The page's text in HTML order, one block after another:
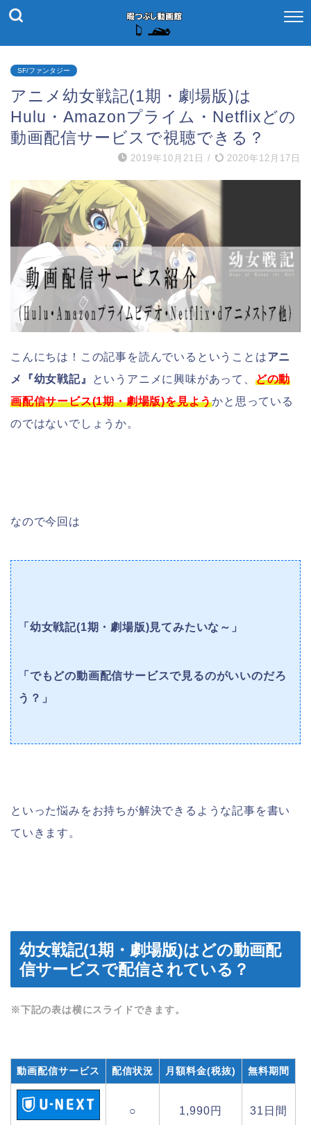
SF/ファンタジー
アニメ幼女戦記(1期・劇場版)は
Hulu・Amazonプライム・Netflixどの
動画配信サービスで視聴できる？
2019年10月21日 / 2020年12月17日
こんにちは！この記事を読んでいるということはアニ
メ『幼女戦記』
というアニメに興味があって、 どの動
画配信サービス(1期・劇場版)を見ようかと思っている
のではないでしょうか。
なので今回は
「幼女戦記(1期・劇場版)見てみたいな～」
「でもどの動画配信サービスで見るのがいいのだろ
う？」
といった悩みをお持ちが解決できるような記事を書い
ていきます。
幼女戦記(1期・劇場版)はどの動画配
信サービスで配信されている？
※下記の表は横にスライドできます。
動画配信サービス 配信状況 月額料金(税抜) 無料期間
○ 1,990円 31日間